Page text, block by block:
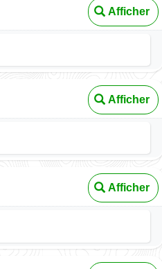
Afficher
Afficher
Afficher